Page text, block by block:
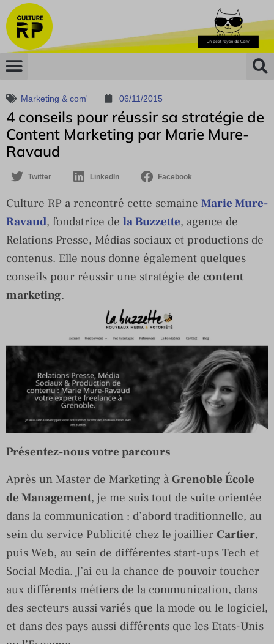
Marketing & com' 06/11/2015
4 conseils pour réussir sa stratégie de
Content Marketing par Marie Mure-
Ravaud
Twitter LinkedIn Facebook
Culture RP a rencontré cette semaine Marie Mure-
Ravaud, fondatrice de la Buzzette, agence de
Relations Presse, Médias sociaux et productions de
contenus. Elle nous donne également quelques
conseils pour réussir une stratégie de content
marketing.
Présentez-nous votre parcours
Après un Master de Marketing à Grenoble École
de Management, je me suis tout de suite orientée
dans la communication : d’abord traditionnelle, au
sein du service Publicité chez le joaillier Cartier,
puis Web, au sein de différentes start-ups Tech et
Social Media. J’ai eu la chance de pouvoir toucher
aux différents métiers de la communication, dans
des secteurs aussi variés que la mode ou le logiciel,
et dans des pays aussi différents que les Etats-Unis